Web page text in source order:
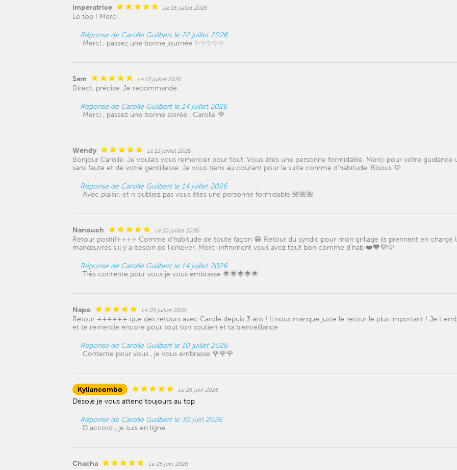
Imperatrice Le 16 juillet 2026
Le top ! Merci
Réponse de Carolle Guilbert le 22 juillet 2026
Merci , passez une bonne journée ✨✨✨✨✨
Sam Le 13 juillet 2026
Direct, précise. Je recommande
Réponse de Carolle Guilbert le 14 juillet 2026
Merci , passez une bonne soirée , Carolle 🌹
Wendy Le 13 juillet 2026
Bonjour Carolle. Je voulais vous remercier pour tout. Vous êtes une personne formidable. Merci pour votre guidance
sans faute et de votre gentillesse. Je vous tiens au courant pour la suite comme d'habitude. Bisous 🩷
Réponse de Carolle Guilbert le 14 juillet 2026
Avec plaisir, et n oubliez pas vous êtes une personne formidable 🌺🌺🌺
Nanouch Le 10 juillet 2026
Retour positif++++ Comme d'habitude de toute façon 😁 Retour du syndic pour mon grillage ils prennent en charge
manœuvres s'il y a besoin de l'enlever. Merci infiniment vous avez tout bon comme d'hab ❤️🧡💜🩵
Réponse de Carolle Guilbert le 14 juillet 2026
Très contente pour vous je vous embrasse 🌟🌟🌟🌟🌟
Napo Le 05 juillet 2026
Retour ++++++ que des retours avec Carole depuis 3 ans ! Il nous manque juste le retour le plus important ! Je t
et te remercie encore pour tout ton soutien et ta bienveillance
Réponse de Carolle Guilbert le 10 juillet 2026
Contente pour vous , je vous embrasse 🌹🌹🌹
Kyliancombo Le 26 juin 2026
Désolé je vous attend toujours au top
Réponse de Carolle Guilbert le 30 juin 2026
D accord , je suis en ligne
Chacha Le 25 juin 2026